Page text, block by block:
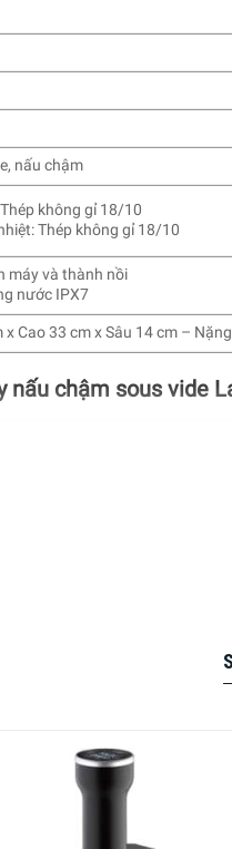
nấu chậm
không gỉ 18/10
Thép không gỉ 18/10
máy và thành nồi
nước IPX7
x Cao 33 cm x Sâu 14 cm –
nấu chậm sous vide